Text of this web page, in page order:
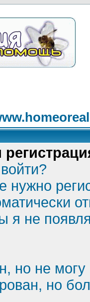
я не
но не могу
но